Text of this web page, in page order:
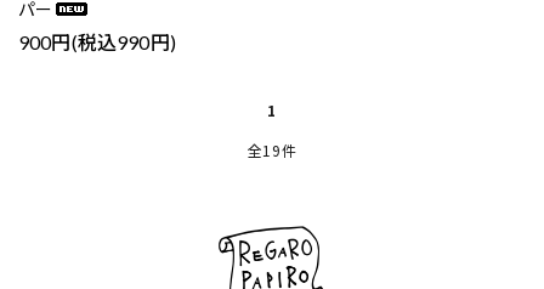
パー
900円(税込990円)
1
全19件